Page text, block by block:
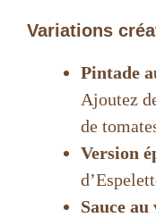
Variations
Pintade
Ajoutez
de
Version
Sauce